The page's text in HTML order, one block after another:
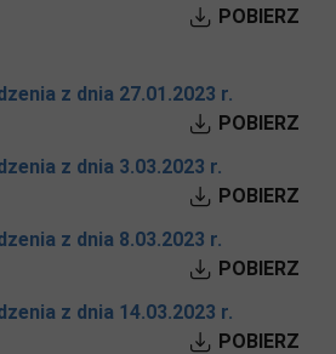
POBIERZ
z dnia 27.01.2023 r.
POBIERZ
z dnia 3.03.2023 r.
POBIERZ
z dnia 8.03.2023 r.
POBIERZ
z dnia 14.03.2023 r.
POBIERZ